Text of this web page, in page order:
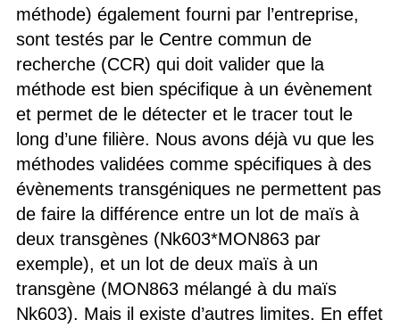
méthode) également fourni par l’entreprise,
sont testés par le Centre commun de
recherche (CCR) qui doit valider que la
méthode est bien spécifique à un évènement
et permet de le détecter et le tracer tout le
long d’une filière. Nous avons déjà vu que les
méthodes validées comme spécifiques à des
évènements transgéniques ne permettent pas
de faire la différence entre un lot de maïs à
deux transgènes (Nk603*MON863 par
exemple), et un lot de deux maïs à un
transgène (MON863 mélangé à du maïs
Nk603). Mais il existe d’autres limites. En effet